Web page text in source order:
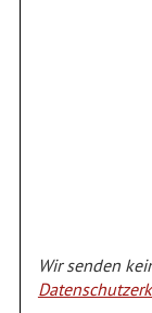
Wir senden